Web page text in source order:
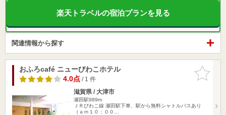
楽天トラベルの宿泊プランを見る
関連情報から探す
お気に入
りに追加
おふろcafé ニューびわこホテル
4.0点/ 1 件
滋賀県 / 大津市
瀬田駅989m
ＪＲびわこ線 瀬田駅下車、駅から無料シャトルバスあり
（ａｍ１０：００…